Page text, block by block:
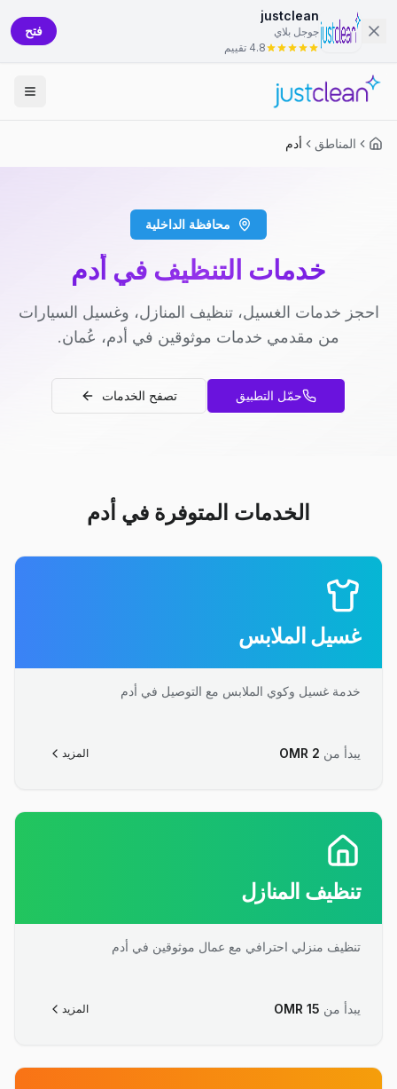
justclean
جوجل بلاي
4.8 تقييم
فتح
المناطق أدم
محافظة الداخلية
خدمات التنظيف في أدم
احجز خدمات الغسيل، تنظيف المنازل، وغسيل السيارات
من مقدمي خدمات موثوقين في أدم، عُمان.
حمّل التطبيق تصفح الخدمات
الخدمات المتوفرة في أدم
غسيل الملابس
خدمة غسيل وكوي الملابس مع التوصيل في أدم
يبدأ من OMR 2 المزيد
تنظيف المنازل
تنظيف منزلي احترافي مع عمال موثوقين في أدم
يبدأ من OMR 15 المزيد